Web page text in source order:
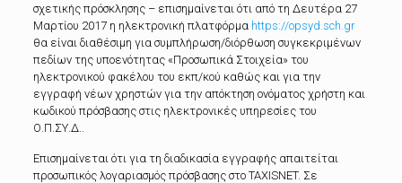
σχετικής πρόσκλησης – επισημαίνεται ότι από τη Δευτέρα 27
Μαρτίου 2017 η ηλεκτρονική πλατφόρμα https://opsyd.sch.gr
θα είναι διαθέσιμη για συμπλήρωση/διόρθωση συγκεκριμένων
πεδίων της υποενότητας «Προσωπικά Στοιχεία» του
ηλεκτρονικού φακέλου του εκπ/κού καθώς και για την
εγγραφή νέων χρηστών για την απόκτηση ονόματος χρήστη και
κωδικού πρόσβασης στις ηλεκτρονικές υπηρεσίες του
Ο.Π.ΣΥ.Δ..
Επισημαίνεται ότι για τη διαδικασία εγγραφής απαιτείται
προσωπικός λογαριασμός πρόσβασης στο TAXISNET. Σε